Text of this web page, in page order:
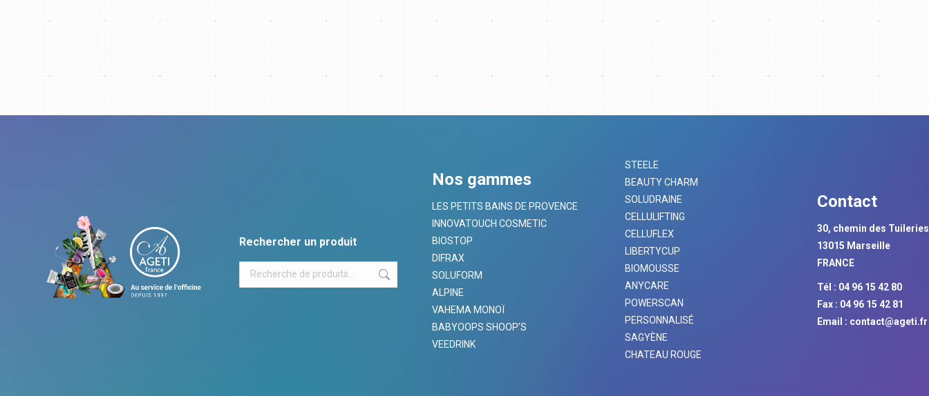
Rechercher un produit
Nos gammes
LES PETITS BAINS DE PROVENCE
INNOVATOUCH COSMETIC
BIOSTOP
DIFRAX
SOLUFORM
ALPINE
VAHEMA MONOÏ
BABYOOPS SHOOP’S
VEEDRINK
STEELE
BEAUTY CHARM
SOLUDRAINE
CELLULIFTING
CELLUFLEX
LIBERTYCUP
BIOMOUSSE
ANYCARE
POWERSCAN
PERSONNALISÉ
SAGYÈNE
CHATEAU ROUGE
Contact
30, chemin des Tuileries
13015 Marseille
FRANCE
Tél : 04 96 15 42 80
Fax : 04 96 15 42 81
Email : contact@ageti.fr